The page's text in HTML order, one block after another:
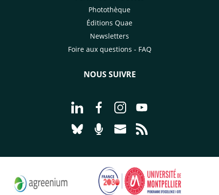
Photothèque
Éditions Quae
Newsletters
Foire aux questions - FAQ
NOUS SUIVRE
Aller à la page Nous suivre sur
Aller à la page Nous suivre sur
Aller à la page Nous
Aller à la page
Aller à la page Nous suivre sur
Aller à la page Nourrir le
Aller à la page Nous